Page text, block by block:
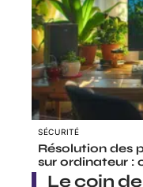
SÉCURITÉ
Résolution des
sur ordinateur :
Le coin